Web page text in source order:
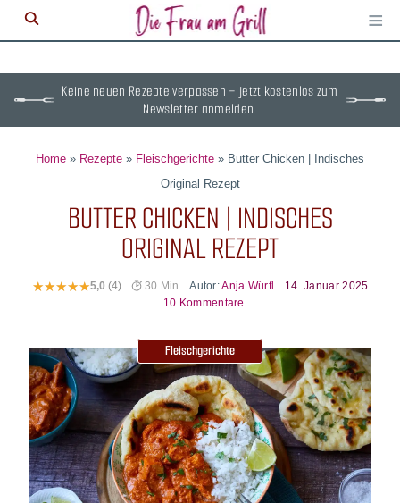
≡
Keine neuen Rezepte verpassen – jetzt kostenlos zum
Newsletter anmelden.
Home » Rezepte » Fleischgerichte » Butter Chicken | Indisches
Original Rezept
BUTTER CHICKEN | INDISCHES
ORIGINAL REZEPT
5,0 (4) 30 Min Autor:Anja Würfl
14. Januar 2025
10 Kommentare
Fleischgerichte